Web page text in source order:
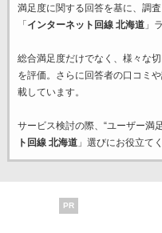
満足度に関する回答を基に、調
「 インターネット回線 北海道」
総合満足度だけでなく、様々な切
を評価。さらに回答者の口コミ
載しています。
サービス検討の際、“ユーザー満
ト回線 北海道」選びにお役立て
PR